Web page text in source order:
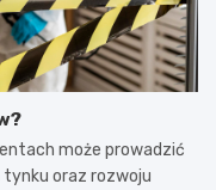
może prowadzić
tynku oraz rozwoju